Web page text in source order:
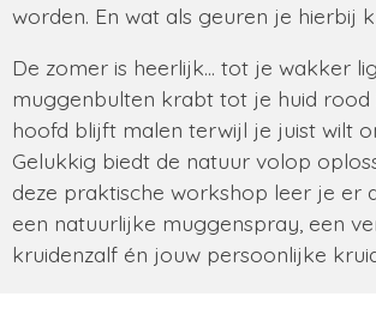
worden. En wat als geuren je hierbij
De zomer is heerlijk… tot je wakker
muggenbulten krabt tot je huid rood
hoofd blijft malen terwijl je juist wilt
Gelukkig biedt de natuur volop
deze praktische workshop leer je er
een natuurlijke muggenspray, een
kruidenzalf én jouw persoonlijke